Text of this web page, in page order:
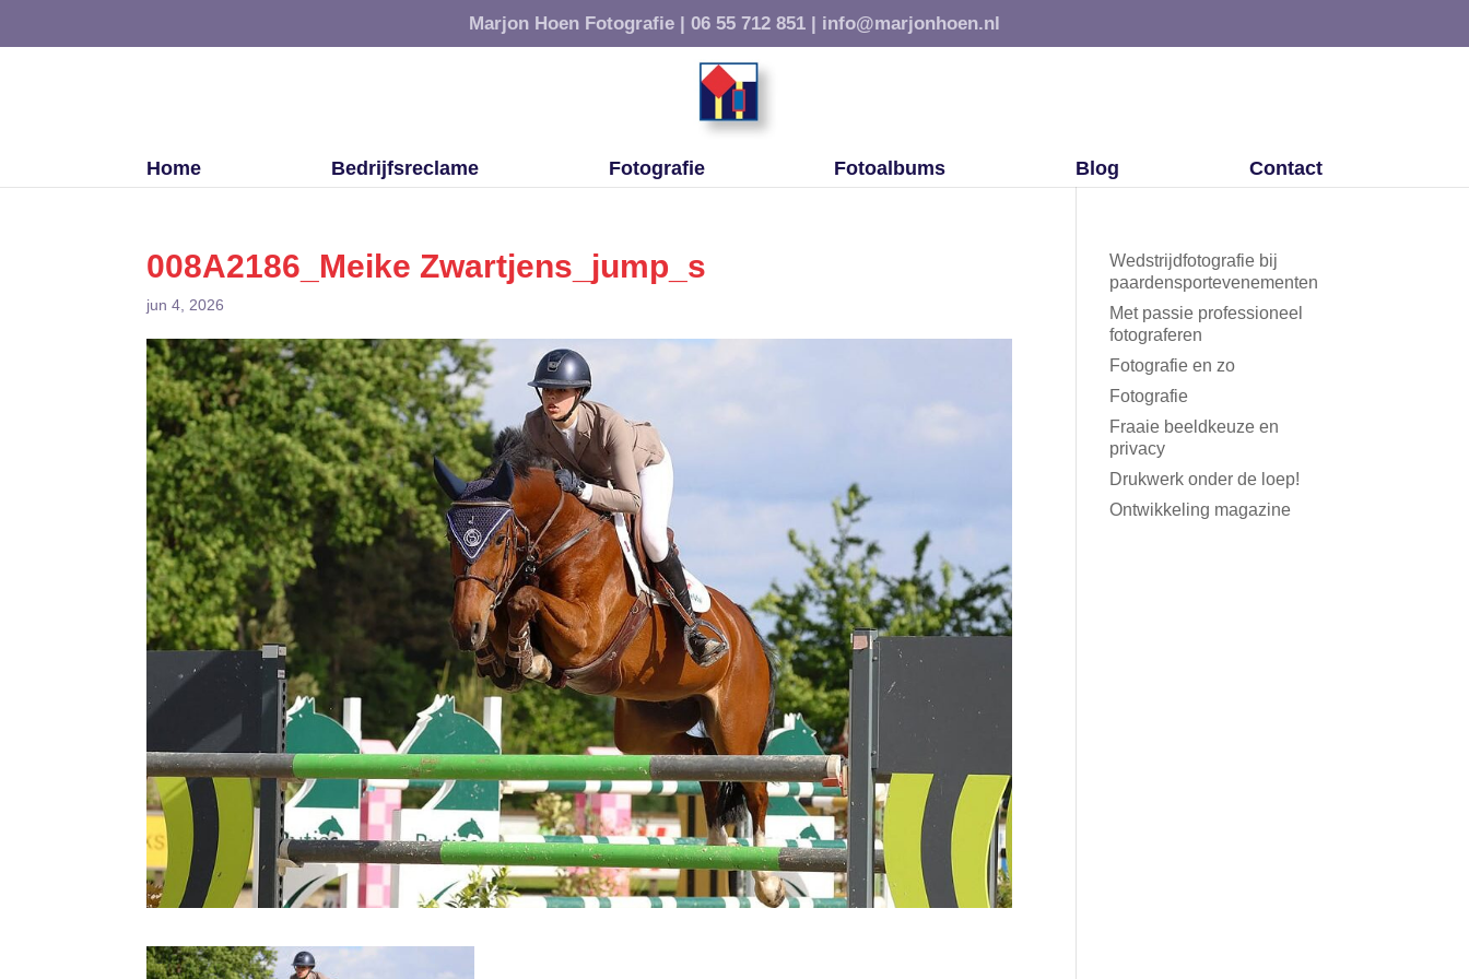
Marjon Hoen Fotografie | 06 55 712 851 | info@marjonhoen.nl
Home Bedrijfsreclame Fotografie Fotoalbums Blog Contact
008A2186_Meike Zwartjens_jump_s
jun 4, 2026
Wedstrijdfotografie bij
paardensportevenementen
Met passie professioneel
fotograferen
Fotografie en zo
Fotografie
Fraaie beeldkeuze en
privacy
Drukwerk onder de loep!
Ontwikkeling magazine